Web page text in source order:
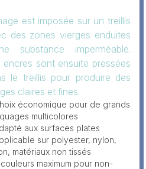
est imposée sur un treillis
des zones vierges enduites
substance imperméable.
encres sont ensuite pressées
le treillis pour produire des
claires et fines.
économique pour de grands
multicolores
aux surfaces plates
sur polyester, nylon,
matériaux non tissés
maximum pour non-